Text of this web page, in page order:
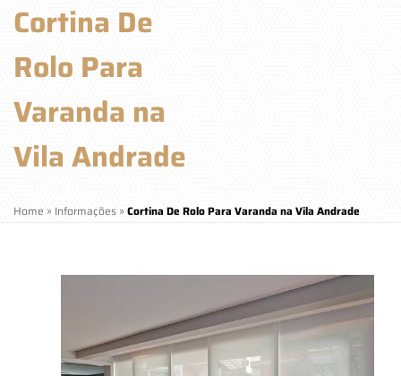
Cortina De
Rolo Para
Varanda na
Vila Andrade
Home » Informações » Cortina De Rolo Para Varanda na Vila Andrade